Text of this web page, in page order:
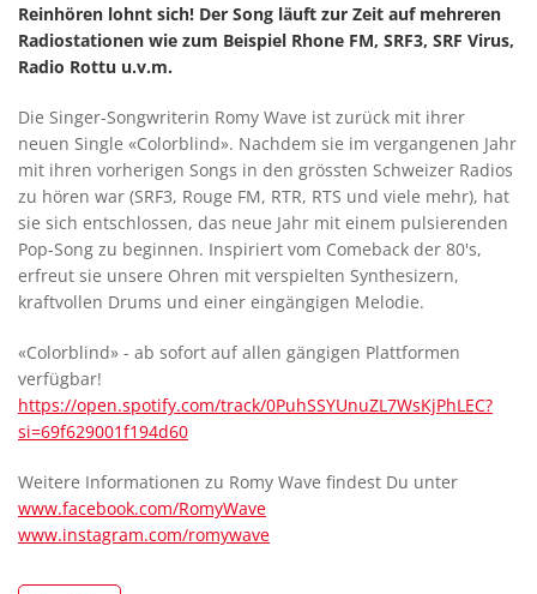
Reinhören lohnt sich! Der Song läuft zur Zeit auf mehreren
Radiostationen wie zum Beispiel Rhone FM, SRF3, SRF Virus,
Radio Rottu u.v.m.
Die Singer-Songwriterin Romy Wave ist zurück mit ihrer
neuen Single «Colorblind». Nachdem sie im vergangenen Jahr
mit ihren vorherigen Songs in den grössten Schweizer Radios
zu hören war (SRF3, Rouge FM, RTR, RTS und viele mehr), hat
sie sich entschlossen, das neue Jahr mit einem pulsierenden
Pop-Song zu beginnen. Inspiriert vom Comeback der 80's,
erfreut sie unsere Ohren mit verspielten Synthesizern,
kraftvollen Drums und einer eingängigen Melodie.
«Colorblind» - ab sofort auf allen gängigen Plattformen
verfügbar!
https://open.spotify.com/track/0PuhSSYUnuZL7WsKjPhLEC?
si=69f629001f194d60
Weitere Informationen zu Romy Wave findest Du unter
www.facebook.com/RomyWave
www.instagram.com/romywave